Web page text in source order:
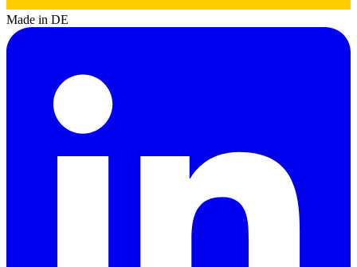
Made in DE